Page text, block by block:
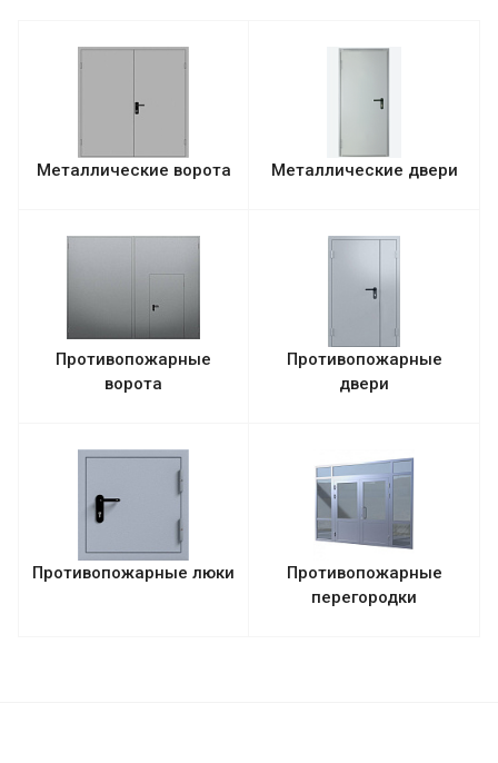
Металлические ворота Металлические двери
Противопожарные
ворота
Противопожарные
двери
Противопожарные люки
Противопожарные
перегородки